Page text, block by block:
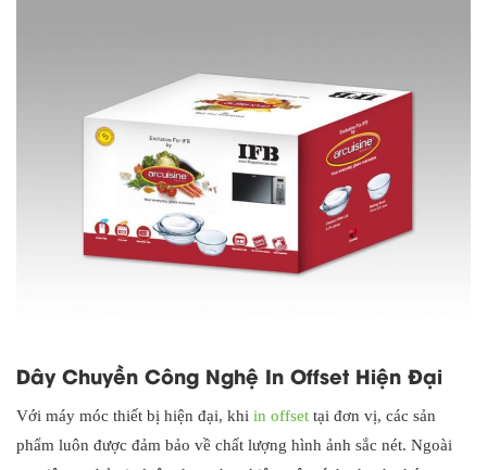
Dây Chuyền Công Nghệ In Offset Hiện Đại
Với máy móc thiết bị hiện đại, khi in offset tại đơn vị, các sản
phẩm luôn được đảm bảo về chất lượng hình ảnh sắc nét. Ngoài